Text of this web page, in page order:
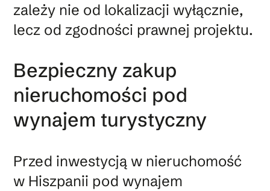
zależy nie od lokalizacji wyłącznie,
lecz od zgodności prawnej projektu.
Bezpieczny zakup
nieruchomości pod
wynajem turystyczny
Przed inwestycją w nieruchomość
w Hiszpanii pod wynajem